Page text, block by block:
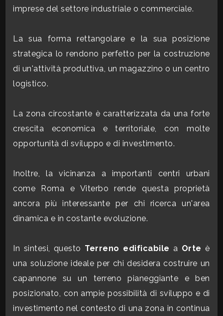
imprese del settore industriale o commerciale.
La sua forma rettangolare e la sua posizione
strategica lo rendono perfetto per la costruzione
di un'attività produttiva, un magazzino o un centro
logistico.
La zona circostante è caratterizzata da una forte
crescita economica e territoriale, con molte
opportunità di sviluppo e di investimento.
Inoltre, la vicinanza a importanti centri urbani
come Roma e Viterbo rende questa proprietà
ancora più interessante per chi ricerca un'area
dinamica e in costante evoluzione.
In sintesi, questo Terreno edificabile a Orte è
una soluzione ideale per chi desidera costruire un
capannone su un terreno pianeggiante e ben
posizionato, con ampie possibilità di sviluppo e di
investimento nel contesto di una zona in continua
Qualsiasi
1
2
3
4